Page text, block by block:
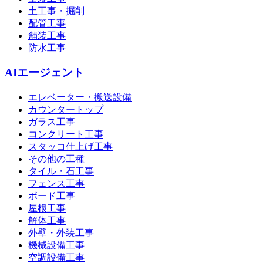
土工事・掘削
配管工事
舗装工事
防水工事
AIエージェント
エレベーター・搬送設備
カウンタートップ
ガラス工事
コンクリート工事
スタッコ仕上げ工事
その他の工種
タイル・石工事
フェンス工事
ボード工事
屋根工事
解体工事
外壁・外装工事
機械設備工事
空調設備工事